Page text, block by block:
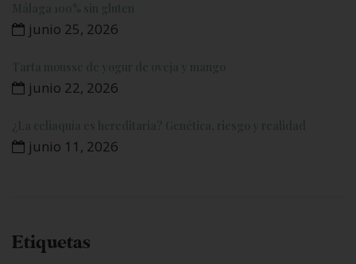
Málaga 100% sin gluten
junio 25, 2026
Tarta mousse de yogur de oveja y mango
junio 22, 2026
¿La celiaquía es hereditaria? Genética, riesgo y realidad
junio 11, 2026
Etiquetas